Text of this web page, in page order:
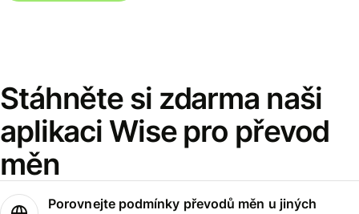
Stáhněte si zdarma naši
aplikaci Wise pro převod
měn
Porovnejte podmínky převodů měn u jiných